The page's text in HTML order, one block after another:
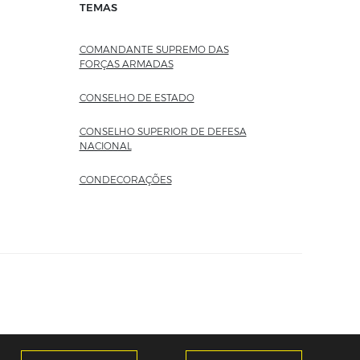
TEMAS
COMANDANTE SUPREMO DAS
FORÇAS ARMADAS
CONSELHO DE ESTADO
CONSELHO SUPERIOR DE DEFESA
NACIONAL
CONDECORAÇÕES